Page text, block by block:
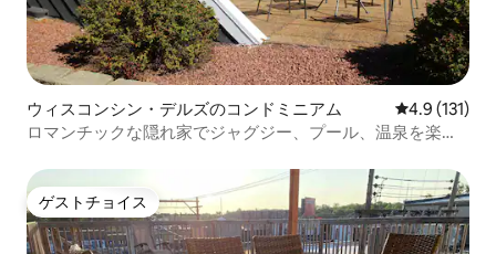
ウィスコンシン・デルズのコンドミニアム レビュー131
4.9 (131)
ロマンチックな隠れ家でジャグジー、プール、温泉を楽し
ゲストチョイス
ゲストチョイス